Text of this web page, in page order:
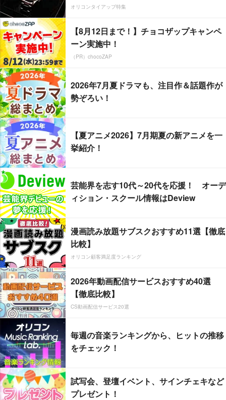
オリコンタイアップ特集
【8月12日まで！】チョコザップキャンペ
ーン実施中！
（PR）chocoZAP
2026年7月夏ドラマも、注目作＆話題作が
勢ぞろい！
【夏アニメ2026】7月期夏の新アニメを一
挙紹介！
芸能界を志す10代～20代を応援！ オーデ
ィション・スクール情報はDeview
漫画読み放題サブスクおすすめ11選【徹底
比較】
オリコン顧客満足度ランキング
2026年動画配信サービスおすすめ40選
【徹底比較】
CS動画配信サービス20選
毎週の音楽ランキングから、ヒットの推移
をチェック！
試写会、登壇イベント、サインチェキなど
プレゼント！